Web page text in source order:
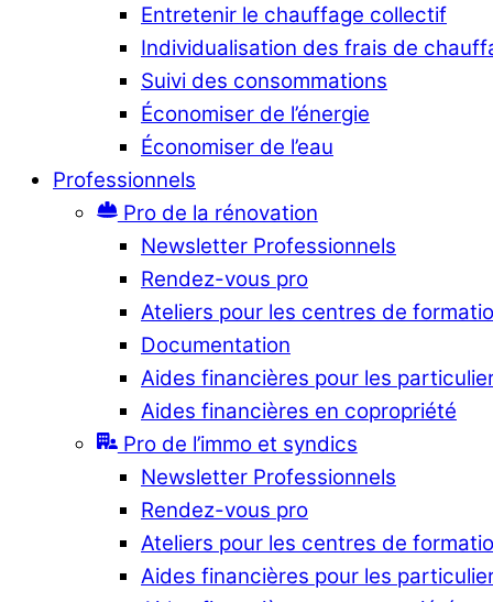
Entretenir le chauffage collectif
Individualisation des frais de
Suivi des consommations
Économiser de l’énergie
Économiser de l’eau
Professionnels
Pro de la rénovation
Newsletter Professionnels
Rendez-vous pro
Ateliers pour les centres de
Documentation
Aides financières pour les
Aides financières en copropriété
Pro de l’immo et syndics
Newsletter Professionnels
Rendez-vous pro
Ateliers pour les centres de
Aides financières pour les